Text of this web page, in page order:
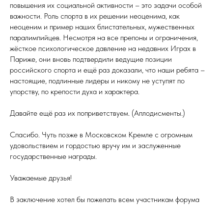
повышения их социальной активности – это задачи особой
важности. Роль спорта в их решении неоценима, как
неоценим и пример наших блистательных, мужественных
паралимпийцев. Несмотря на все препоны и ограничения,
жёсткое психологическое давление на недавних Играх в
Париже, они вновь подтвердили ведущие позиции
российского спорта и ещё раз доказали, что наши ребята –
настоящие, подлинные лидеры и никому не уступят по
упорству, по крепости духа и характера.
Давайте ещё раз их поприветствуем. (Аплодисменты.)
Спасибо. Чуть позже в Московском Кремле с огромным
удовольствием и гордостью вручу им и заслуженные
государственные награды.
Уважаемые друзья!
В заключение хотел бы пожелать всем участникам форума